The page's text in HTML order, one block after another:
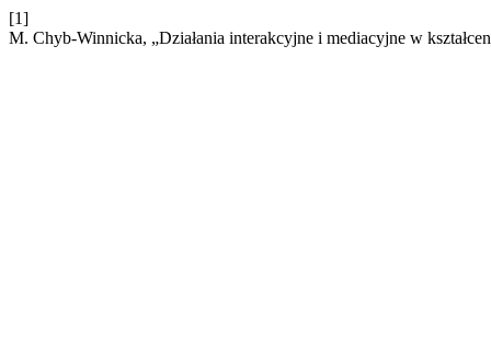
[1]
M. Chyb-Winnicka, „Działania interakcyjne i mediacyjne w